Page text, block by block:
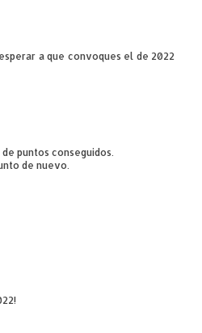
a que convoques el de 2022
puntos conseguidos.
de nuevo.